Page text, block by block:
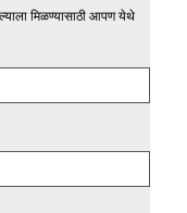
मिळण्यासाठी आपण येथे